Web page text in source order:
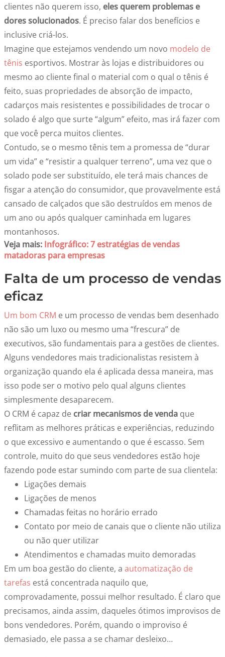
clientes não querem isso, eles querem problemas e
dores solucionados. É preciso falar dos benefícios e
inclusive criá-los.
Imagine que estejamos vendendo um novo modelo de
tênis esportivos. Mostrar às lojas e distribuidores ou
mesmo ao cliente final o material com o qual o tênis é
feito, suas propriedades de absorção de impacto,
cadarços mais resistentes e possibilidades de trocar o
solado é algo que surte “algum” efeito, mas irá fazer com
que você perca muitos clientes.
Contudo, se o mesmo tênis tem a promessa de “durar
um vida” e “resistir a qualquer terreno”, uma vez que o
solado pode ser substituído, ele terá mais chances de
fisgar a atenção do consumidor, que provavelmente está
cansado de calçados que são destruídos em menos de
um ano ou após qualquer caminhada em lugares
montanhosos.
Veja mais: Infográfico: 7 estratégias de vendas
matadoras para empresas
Falta de um processo de vendas
eficaz
Um bom CRM e um processo de vendas bem desenhado
não são um luxo ou mesmo uma “frescura” de
executivos, são fundamentais para a gestões de clientes.
Alguns vendedores mais tradicionalistas resistem à
organização quando ela é aplicada dessa maneira, mas
isso pode ser o motivo pelo qual alguns clientes
simplesmente desaparecem.
O CRM é capaz de criar mecanismos de venda que
reflitam as melhores práticas e experiências, reduzindo
o que excessivo e aumentando o que é escasso. Sem
controle, muito do que seus vendedores estão hoje
fazendo pode estar sumindo com parte de sua clientela:
Ligações demais
Ligações de menos
Chamadas feitas no horário errado
Contato por meio de canais que o cliente não utiliza
ou não quer utilizar
Atendimentos e chamadas muito demoradas
Em um boa gestão do cliente, a automatização de
tarefas está concentrada naquilo que,
comprovadamente, possui melhor resultado. É claro que
precisamos, ainda assim, daqueles ótimos improvisos de
bons vendedores. Porém, quando o improviso é
demasiado, ele passa a se chamar desleixo…